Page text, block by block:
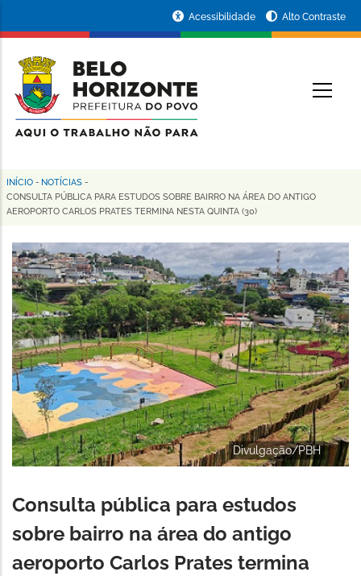
conteúdo
principal
da
Prefeitura
de
Horizonte
Acessibilidade Alto Contraste
Trilha
de
navegação
INÍCIO - NOTÍCIAS -
CONSULTA PÚBLICA PARA ESTUDOS SOBRE BAIRRO NA ÁREA DO ANTIGO
AEROPORTO CARLOS PRATES TERMINA NESTA QUINTA (30)
Divulgação/PBH
Consulta pública para estudos
sobre bairro na área do antigo
aeroporto Carlos Prates termina